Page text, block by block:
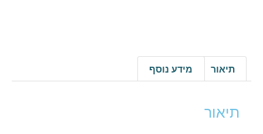
תיאור מידע נוסף
תיאור